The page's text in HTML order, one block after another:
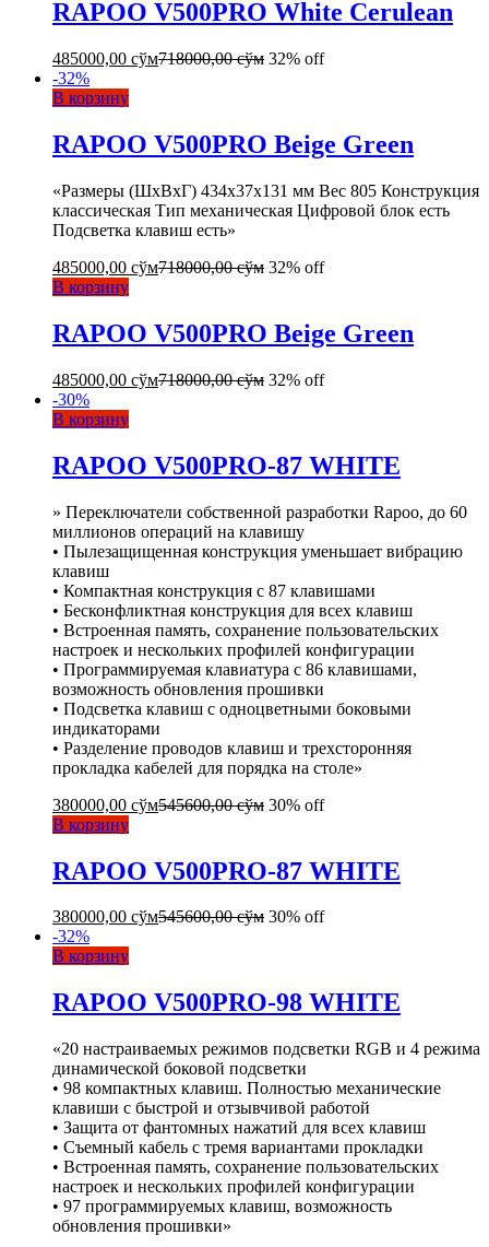
RAPOO V500PRO White Cerulean
485000,00 сўм718000,00сўм 32% off
-32%
В корзину
RAPOO V500PRO Beige Green
«Размеры (ШxВxГ) 434x37x131 мм Вес 805 Конструкция
классическая Тип механическая Цифровой блок есть
Подсветка клавиш есть»
485000,00 сўм718000,00сўм 32% off
В корзину
RAPOO V500PRO Beige Green
485000,00 сўм718000,00сўм 32% off
-30%
В корзину
RAPOO V500PRO-87 WHITE
» Переключатели собственной разработки Rapoo, до 60
миллионов операций на клавишу
• Пылезащищенная конструкция уменьшает вибрацию
клавиш
• Компактная конструкция с 87 клавишами
• Бесконфликтная конструкция для всех клавиш
• Встроенная память, сохранение пользовательских
настроек и нескольких профилей конфигурации
• Программируемая клавиатура с 86 клавишами,
возможность обновления прошивки
• Подсветка клавиш с одноцветными боковыми
индикаторами
• Разделение проводов клавиш и трехсторонняя
прокладка кабелей для порядка на столе»
380000,00 сўм545600,00сўм 30% off
В корзину
RAPOO V500PRO-87 WHITE
380000,00 сўм545600,00сўм 30% off
-32%
В корзину
RAPOO V500PRO-98 WHITE
«20 настраиваемых режимов подсветки RGB и 4 режима
динамической боковой подсветки
• 98 компактных клавиш. Полностью механические
клавиши с быстрой и отзывчивой работой
• Защита от фантомных нажатий для всех клавиш
• Съемный кабель с тремя вариантами прокладки
• Встроенная память, сохранение пользовательских
настроек и нескольких профилей конфигурации
• 97 программируемых клавиш, возможность
обновления прошивки»